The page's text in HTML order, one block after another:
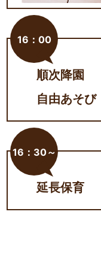
16：00
順次降園
自由あそび
16：30～
延長保育